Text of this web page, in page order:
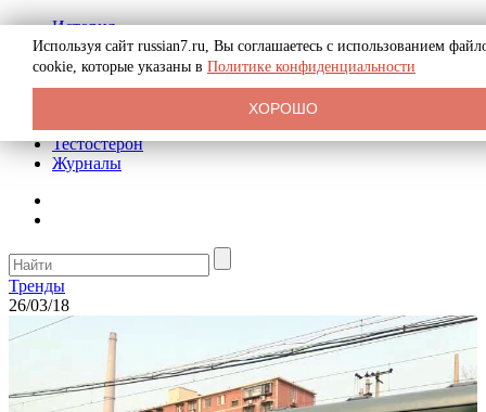
История
Биография
Криминал
Реклама на сайте
Тестостерон
Журналы
Тренды
26/03/18
Используя сайт russian7.ru, Вы соглашаетесь с использованием
cookie, которые указаны в Политике конфиденциальности
ХОРОШО